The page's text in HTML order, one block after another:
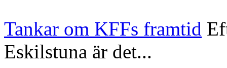
Tankar om KFFs framtid
Eskilstuna är det...